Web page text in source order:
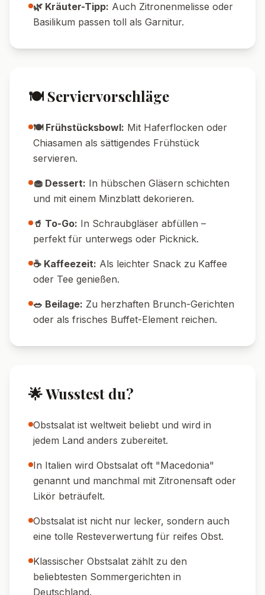
🌿 Kräuter-Tipp: Auch Zitronenmelisse oder
Basilikum passen toll als Garnitur.
🍽️ Serviervorschläge
🍽️ Frühstücksbowl: Mit Haferflocken oder
Chiasamen als sättigendes Frühstück
servieren.
🧁 Dessert: In hübschen Gläsern schichten
und mit einem Minzblatt dekorieren.
🥤 To-Go: In Schraubgläser abfüllen –
perfekt für unterwegs oder Picknick.
☕ Kaffeezeit: Als leichter Snack zu Kaffee
oder Tee genießen.
🥗 Beilage: Zu herzhaften Brunch-Gerichten
oder als frisches Buffet-Element reichen.
🌟 Wusstest du?
Obstsalat ist weltweit beliebt und wird in
jedem Land anders zubereitet.
In Italien wird Obstsalat oft "Macedonia"
genannt und manchmal mit Zitronensaft oder
Likör beträufelt.
Obstsalat ist nicht nur lecker, sondern auch
eine tolle Resteverwertung für reifes Obst.
Klassischer Obstsalat zählt zu den
beliebtesten Sommergerichten in
Deutschland.